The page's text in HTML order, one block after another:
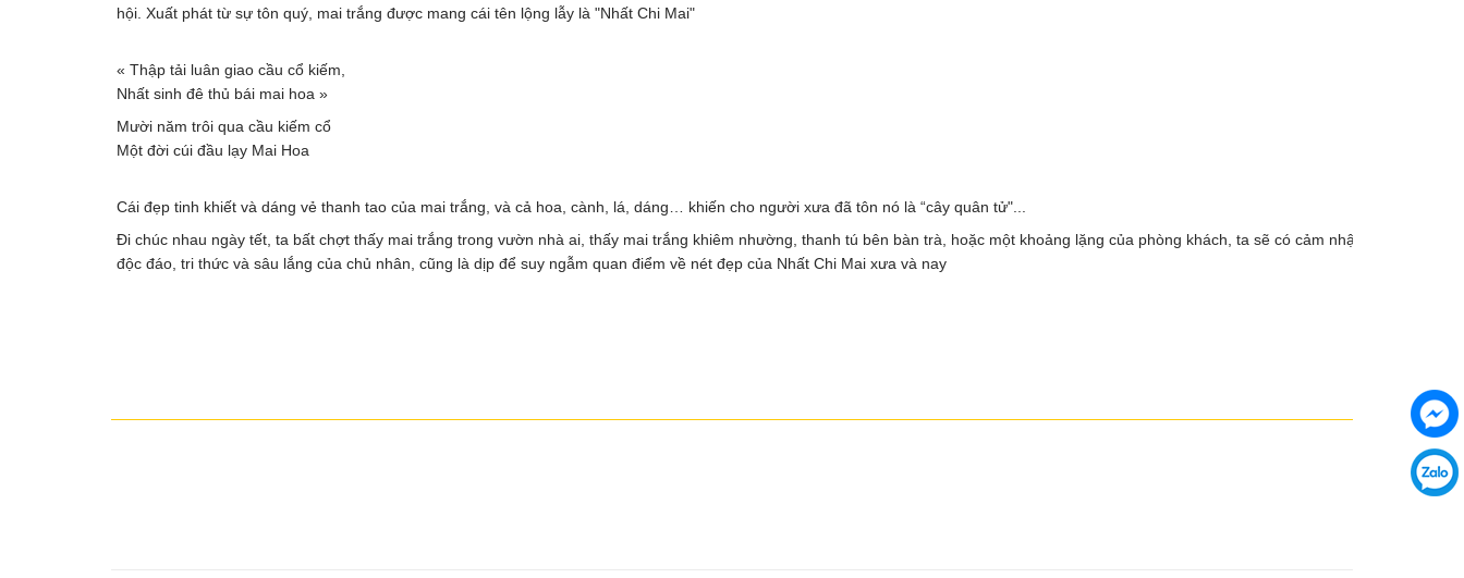
hội. Xuất phát từ sự tôn quý, mai trắng được mang cái tên lộng lẫy là "Nhất Chi Mai"
« Thập tải luân giao cầu cổ kiếm,
Nhất sinh đê thủ bái mai hoa »
Mười năm trôi qua cầu kiếm cổ
Một đời cúi đầu lạy Mai Hoa
Cái đẹp tinh khiết và dáng vẻ thanh tao của mai trắng, và cả hoa, cành, lá, dáng… khiến cho người xưa đã tôn nó là “cây quân tử"...
Đi chúc nhau ngày tết, ta bất chợt thấy mai trắng trong vườn nhà ai, thấy mai trắng khiêm nhường, thanh tú bên bàn trà, hoặc một khoảng lặng của phòng khách, ta sẽ có cảm nhận lối chơi
độc đáo, tri thức và sâu lắng của chủ nhân, cũng là dịp để suy ngẫm quan điểm về nét đẹp của Nhất Chi Mai xưa và nay